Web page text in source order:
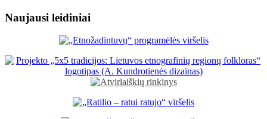
Naujausi leidiniai